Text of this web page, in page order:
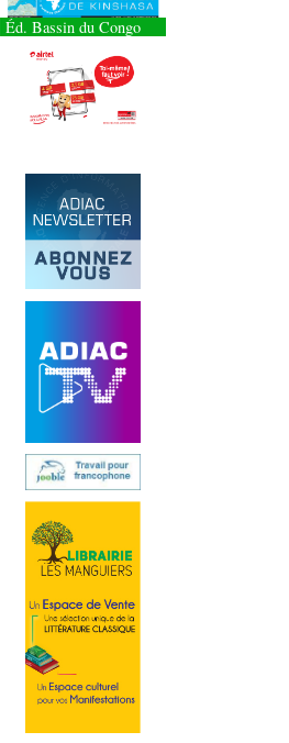
Éd. Bassin du Congo